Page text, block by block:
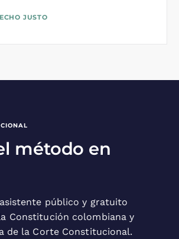
JUSTO
método en
público y gratuito
Constitución colombiana y
de la Corte Constitucional.